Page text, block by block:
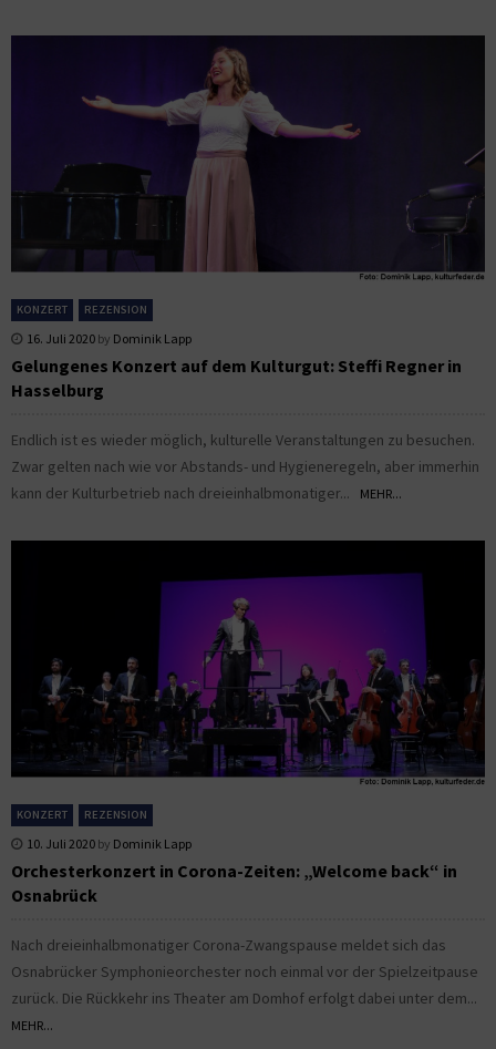
KONZERT REZENSION
16. Juli 2020 by Dominik Lapp
Gelungenes Konzert auf dem Kulturgut: Steffi Regner in
Hasselburg
Endlich ist es wieder möglich, kulturelle Veranstaltungen zu besuchen.
Zwar gelten nach wie vor Abstands- und Hygieneregeln, aber immerhin
kann der Kulturbetrieb nach dreieinhalbmonatiger...
MEHR...
KONZERT REZENSION
10. Juli 2020 by Dominik Lapp
Orchesterkonzert in Corona-Zeiten: „Welcome back“ in
Osnabrück
Nach dreieinhalbmonatiger Corona-Zwangspause meldet sich das
Osnabrücker Symphonieorchester noch einmal vor der Spielzeitpause
zurück. Die Rückkehr ins Theater am Domhof erfolgt dabei unter dem...
MEHR...